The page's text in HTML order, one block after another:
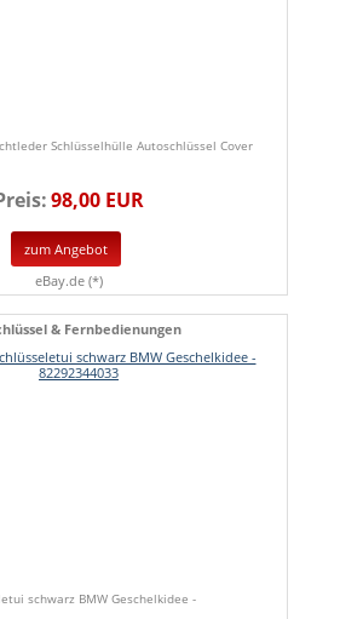
Schlüsselhülle Autoschlüssel Cover
98,00 EUR
zum Angebot
eBay.de (*)
& Fernbedienungen
schwarz BMW Geschelkidee -